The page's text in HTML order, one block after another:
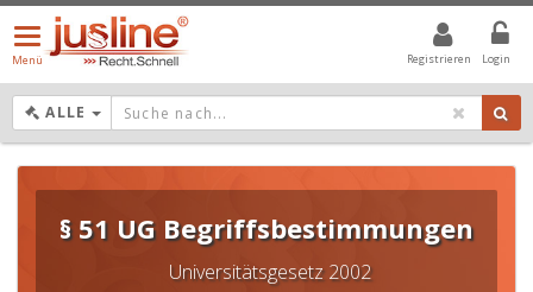
Registrieren Login
Menü
öffnen/schließen
Menü
ALLE DROPDOWN: GEWÄHLTER WERT IST ALLE
§ 51 UG Begriffsbestimmungen
Universitätsgesetz 2002